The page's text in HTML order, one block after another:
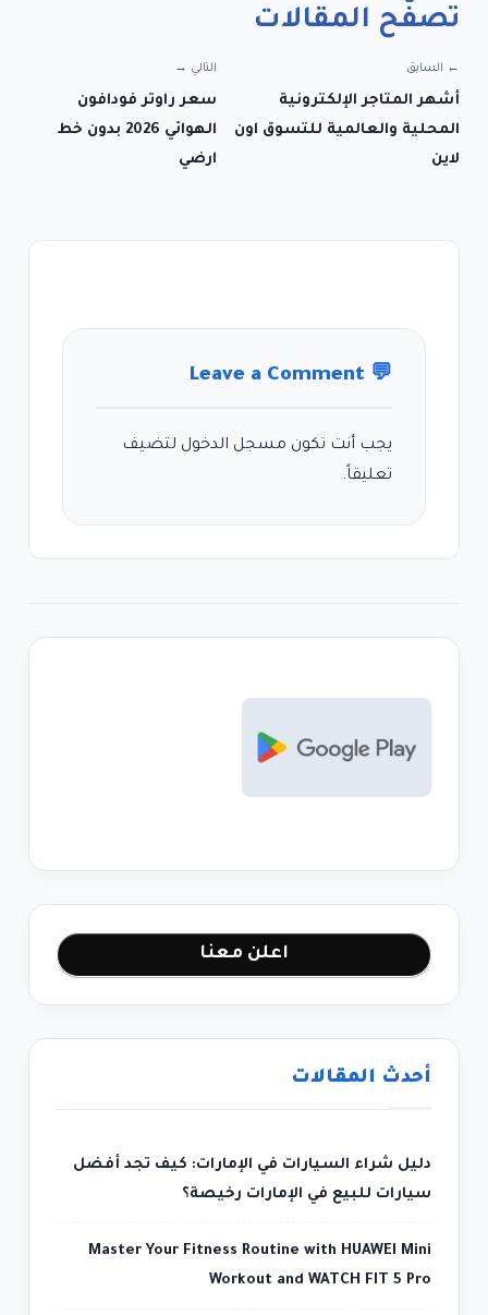
تصفّح المقالات
← السابق
أشهر المتاجر الإلكترونية
المحلية والعالمية للتسوق اون
لاين
التالي →
سعر راوتر فودافون
الهوائي 2026 بدون خط
ارضي
💬
Leave a Comment
يجب أنت تكون مسجل الدخول لتضيف
تعليقاً.
اعلن معنا
أحدث المقالات
دليل شراء السيارات في الإمارات: كيف تجد أفضل
سيارات للبيع في الإمارات رخيصة؟
Master Your Fitness Routine with HUAWEI Mini
Workout and WATCH FIT 5 Pro